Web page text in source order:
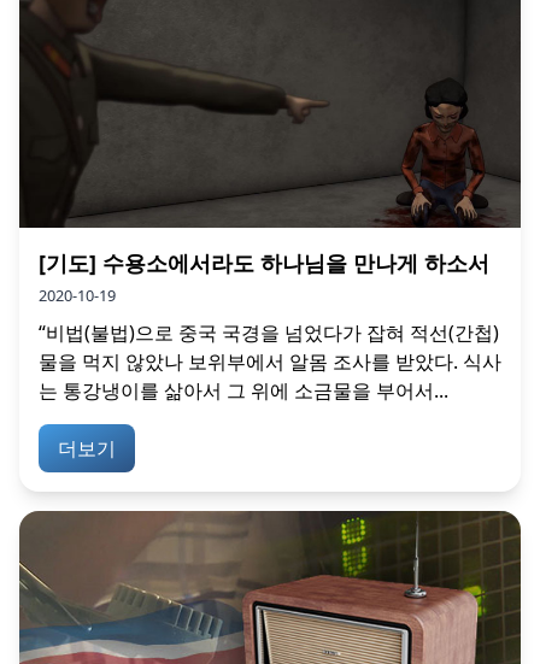
[기도] 수용소에서라도 하나님을 만나게 하소서
2020-10-19
“비법(불법)으로 중국 국경을 넘었다가 잡혀 적선(간첩)
물을 먹지 않았나 보위부에서 알몸 조사를 받았다. 식사
는 통강냉이를 삶아서 그 위에 소금물을 부어서...
더보기